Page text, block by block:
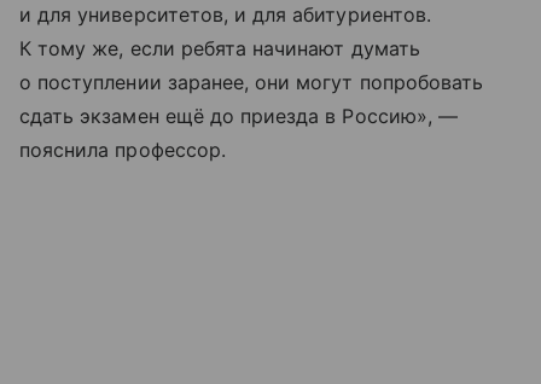
и для университетов, и для абитуриентов.
К тому же, если ребята начинают думать
о поступлении заранее, они могут попробовать
сдать экзамен ещё до приезда в Россию», —
пояснила профессор.